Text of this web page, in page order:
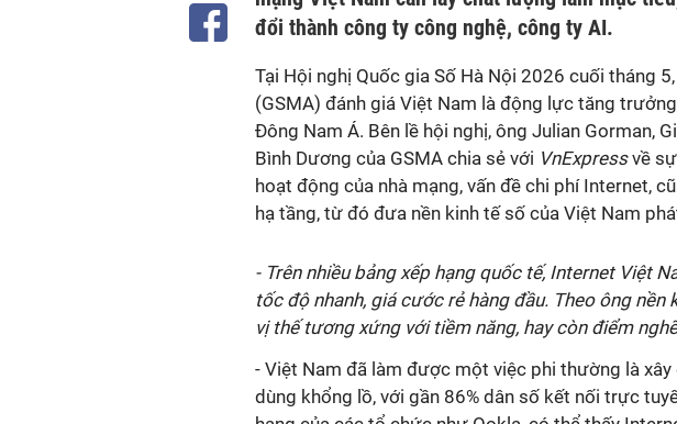
đổi thành công ty công nghệ, công ty AI.
Tại Hội nghị Quốc gia Số Hà Nội 2026 cuối tháng
(GSMA) đánh giá Việt Nam là động lực tăng
Đông Nam Á. Bên lề hội nghị, ông Julian Gorman,
Bình Dương của GSMA chia sẻ với VnExpressvề
hoạt động của nhà mạng, vấn đề chi phí Internet,
hạ tầng, từ đó đưa nền kinh tế số của Việt Nam
- Trên nhiều bảng xếp hạng quốc tế, Internet Việt
tốc độ nhanh, giá cước rẻ hàng đầu. Theo ông
vị thế tương xứng với tiềm năng, hay còn điểm
- Việt Nam đã làm được một việc phi thường là
dùng khổng lồ, với gần 86% dân số kết nối trực